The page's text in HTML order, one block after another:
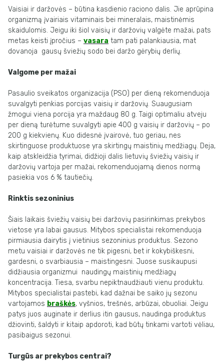
Vaisiai ir daržovės – būtina kasdienio raciono dalis. Jie aprūpina
organizmą įvairiais vitaminais bei mineralais, maistinėmis
skaidulomis. Jeigu iki šiol vaisių ir daržovių valgėte mažai, pats
metas keisti įpročius – vasara tam pati palankiausia, mat
dovanoja gausų šviežių sodo bei daržo gėrybių derlių.
Valgome per mažai
Pasaulio sveikatos organizacija (PSO) per dieną rekomenduoja
suvalgyti penkias porcijas vaisių ir daržovių. Suaugusiam
žmogui viena porcija yra maždaug 80 g. Taigi optimaliu atveju
per dieną turėtume suvalgyti apie 400 g vaisių ir daržovių – po
200 g kiekvienų. Kuo didesnė įvairovė, tuo geriau, nes
skirtinguose produktuose yra skirtingų maistinių medžiagų. Deja,
kaip atskleidžia tyrimai, didžioji dalis lietuvių šviežių vaisių ir
daržovių vartoja per mažai, rekomenduojamą dienos normą
pasiekia vos 6 % tautiečių.
Rinktis sezoninius
Šiais laikais šviežių vaisių bei daržovių pasirinkimas prekybos
vietose yra labai gausus. Mitybos specialistai rekomenduoja
pirmiausia dairytis į vietinius sezoninius produktus. Sezono
metu vaisiai ir daržovės ne tik pigesni, bet ir kokybiškesni,
gardesni, o svarbiausia – maistingesni. Juose susikaupusi
didžiausia organizmui naudingų maistinių medžiagų
koncentracija. Tiesa, svarbu nepiktnaudžiauti vienu produktu.
Mitybos specialistai pastebi, kad dažnai be saiko jų sezonu
vartojamos braškės, vyšnios, trešnės, arbūzai, obuoliai. Jeigu
patys juos auginate ir derlius itin gausus, naudinga produktus
džiovinti, šaldyti ir kitaip apdoroti, kad būtų tinkami vartoti vėliau,
pasibaigus sezonui.
Turgūs ar prekybos centrai?